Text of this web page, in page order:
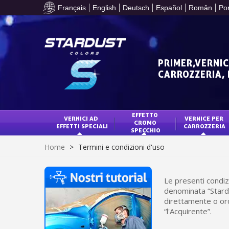
Français English Deutsch Español Român
VERNICI AD
EFFETTI SPECIALI
EFFETTO
CROMO
SPECCHIO
VERNICE PER
CARROZZERIA
Home > Termini e condizioni d'uso
Le presenti
denominata
direttamente o
“l'Acquirente”.